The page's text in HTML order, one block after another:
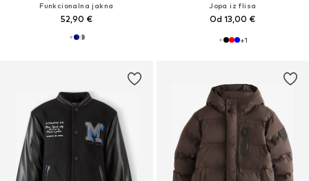
Funkcionalna jakna
52,90 €
Jopa iz flisa
Od 13,00 €
+1